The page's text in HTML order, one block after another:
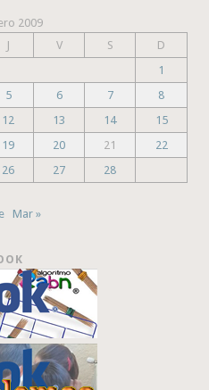
2009
J V S
D
1
5 6 7
8
12 13 14
15
19 20 21
22
26 27 28
Mar »